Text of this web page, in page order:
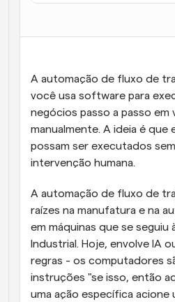
Agendamento
Automatizar agendamento
Mantenha-se atualizado
atualizações
Reuniões Instantâneas
Reunião com clientes em
Agende reuniões de forma
Webhooks
Receba notificações
A automação de fluxo de
você usa software para
negócios passo a passo em
manualmente. A ideia é que
possam ser executados
intervenção humana.
A automação de fluxo de
raízes na manufatura e na
em máquinas que se seguiu
Industrial. Hoje, envolve IA
regras - os computadores
instruções "se isso, então
uma ação específica acione